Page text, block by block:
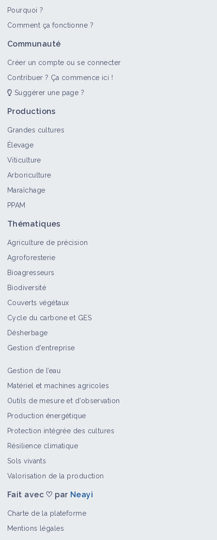
Pourquoi ?
Comment ça fonctionne ?
Communauté
Créer un compte ou se connecter
Contribuer ? Ça commence ici !
Suggérer une page ?
Productions
Grandes cultures
Élevage
Viticulture
Arboriculture
Maraîchage
PPAM
Thématiques
Agriculture de précision
Agroforesterie
Bioagresseurs
Biodiversité
Couverts végétaux
Cycle du carbone et GES
Désherbage
Gestion d'entreprise
Gestion de l’eau
Matériel et machines agricoles
Outils de mesure et d’observation
Production énergétique
Protection intégrée des cultures
Résilience climatique
Sols vivants
Valorisation de la production
Fait avec ♡ par Neayi
Charte de la plateforme
Mentions légales